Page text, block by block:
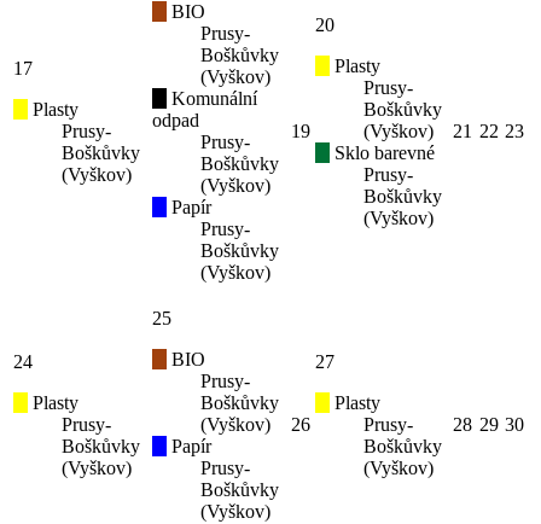
17
Plasty
Prusy-
Boškůvky
(Vyškov)
BIO
Prusy-
Boškůvky
(Vyškov)
Komunální
odpad
Prusy-
Boškůvky
(Vyškov)
Papír
Prusy-
Boškůvky
(Vyškov)
19
20
Plasty
Prusy-
Boškůvky
(Vyškov)
Sklo barevné
Prusy-
Boškůvky
(Vyškov)
21 22 23
24
Plasty
Prusy-
Boškůvky
(Vyškov)
25
BIO
Prusy-
Boškůvky
(Vyškov)
Papír
Prusy-
Boškůvky
(Vyškov)
26
27
Plasty
Prusy-
Boškůvky
(Vyškov)
28 29 30